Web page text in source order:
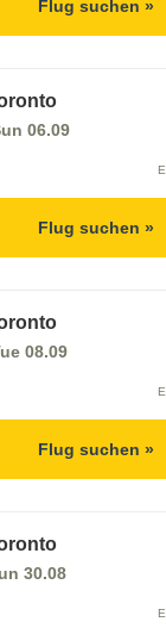
Flug suchen »
06.09
Flug suchen »
08.09
Flug suchen »
30.08